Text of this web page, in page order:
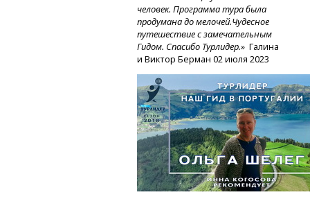
человек. Программа тура была
продумана до мелочей.Чудесное
путешествие с замечательным
Гидом. Спасибо Турлидер.» Галина
и Виктор Берман 02 июля 2023